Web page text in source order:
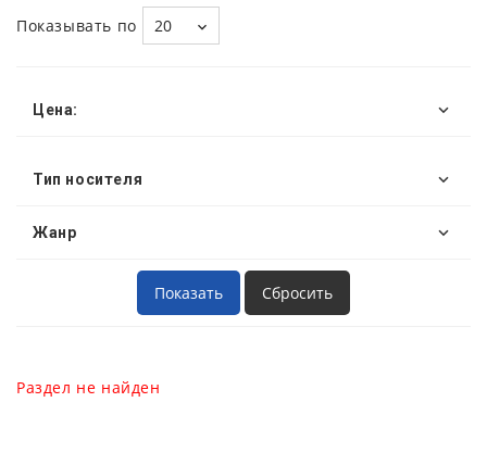
Показывать по 20
Цена:
Тип носителя
Жанр
Раздел не найден